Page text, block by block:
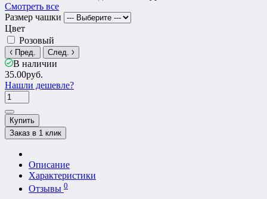
Смотреть все
Размер чашки
Цвет
Розовый
Пред. След.
В наличии
35.00руб.
Нашли дешевле?
Купить
Заказ в 1 клик
Описание
Характеристики
Отзывы 0